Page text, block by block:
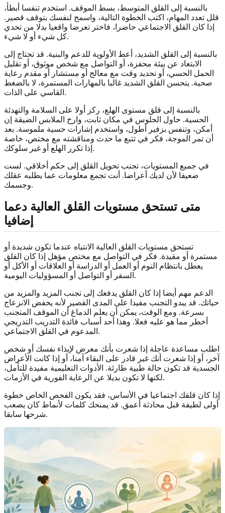
بالنسبة إلى القلق المتوسط، بسط الموقف. استخدم تنفسا أبطأ،
قلل تعدد المهام، اكتب الخطوة التالية، واسمح لنفسك بتوقف قصير.
إذا كان القلق الاجتماعي حاضرا، فاختر تعرضا واقعيا بدلا من تحدي
كل شيء أو لا شيء.
بالنسبة إلى القلق الشديد، أعط الأولوية للدعم والبنية. قد تحتاج إلى
الابتعاد عن بيئة محفزة، أو التواصل مع شخص موثوق، أو تقليل
الحمل الحسي، أو تحديد وقت مع معالج أو مستشار أو مقدم رعاية
صحية. يتحسن القلق الشديد غالبا بالمهارات المستمرة، لا بالضغط
القاسي على الذات.
بالنسبة إلى قلق مستوى الهلع، ركز أولا على السلامة والتهدئة
الحسية. حاول الجلوس في مكان ثابت، وارخ الملابس الضيقة إن
أمكن، وتنفس بزفير أطول، واستخدم إشارات حسية ملموسة. بعد
أن تمر الموجة، فكر في تتبع ما حدث ومناقشته مع مختص، خاصة
إذا تكرر الهلع أو غير سلوكك.
في جميع المستويات، تجنب تحويل القلق إلى حكم أخلاقي. لست
ضعيفا لأن لديك أعراضا. أنت تجمع معلومات عما يطلبه عقلك
وجسمك.
متى تستحق مستويات القلق العالية دعما
إضافيا
تستحق مستويات القلق العالية الانتباه عندما تكون شديدة أو
مستمرة أو مقيدة. فكر في التواصل مع مختص مؤهل إذا كان القلق
يعطل بانتظام النوم أو العمل أو الدراسة أو العلاقات أو الأكل أو
السفر أو التواصل أو المسؤوليات اليومية.
الدعم مهم أيضا إذا كان القلق يدفعك إلى تجنب المزيد والمزيد من
حياتك. قد يبدو التجنب مفيدا على المدى القصير لأنه يخفض الانزعاج
بسرعة. ومع الوقت، يمكن أن يعلم الدماغ أن الموقف المتجنب
أخطر مما هو عليه فعلا. وهذا أحد أسباب فائدة التدريب التدريجي
المدعوم في القلق الاجتماعي.
اطلب مساعدة عاجلة إذا شعرت بأنك معرض لإيذاء نفسك أو شخص
آخر، أو إذا شعرت أنك غير قادر على البقاء آمنا، أو إذا كانت الأعراض
الجسدية قد تكون حالة طبية طارئة. الأدوات التعليمية مفيدة للتأمل،
لكنها لا تكون بديلا عن الرعاية الفورية في الأزمات.
إذا كان قلقك اجتماعيا في الأساس، فقد يكون الفحص الخاص خطوة
أولى لطيفة قبل محادثة أعمق. قد يمنحك كلمات لأنماط كان يصعب
شرحها سابقا.